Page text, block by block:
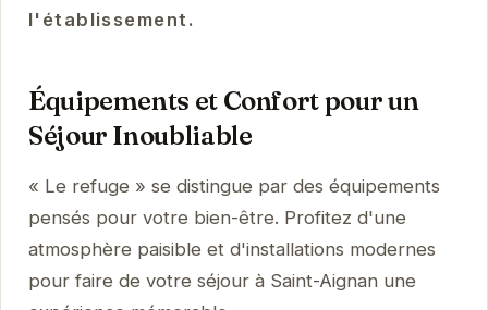
l'établissement.
Équipements et Confort pour un
Séjour Inoubliable
« Le refuge » se distingue par des équipements
pensés pour votre bien-être. Profitez d'une
atmosphère paisible et d'installations modernes
pour faire de votre séjour à Saint-Aignan une